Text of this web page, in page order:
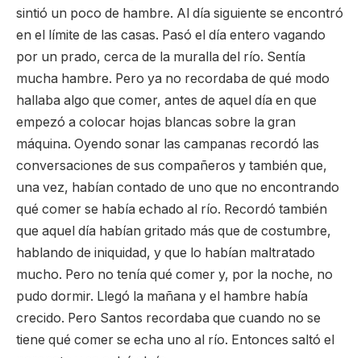
sintió un poco de hambre. Al día siguiente se encontró
en el límite de las casas. Pasó el día entero vagando
por un prado, cerca de la muralla del río. Sentía
mucha hambre. Pero ya no recordaba de qué modo
hallaba algo que comer, antes de aquel día en que
empezó a colocar hojas blancas sobre la gran
máquina. Oyendo sonar las campanas recordó las
conversaciones de sus compañeros y también que,
una vez, habían contado de uno que no encontrando
qué comer se había echado al río. Recordó también
que aquel día habían gritado más que de costumbre,
hablando de iniquidad, y que lo habían maltratado
mucho. Pero no tenía qué comer y, por la noche, no
pudo dormir. Llegó la mañana y el hambre había
crecido. Pero Santos recordaba que cuando no se
tiene qué comer se echa uno al río. Entonces saltó el